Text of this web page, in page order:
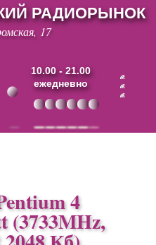
РАДИОРЫНОК
17
10.00 - 21.00
ежедневно
4
(3733MHz,